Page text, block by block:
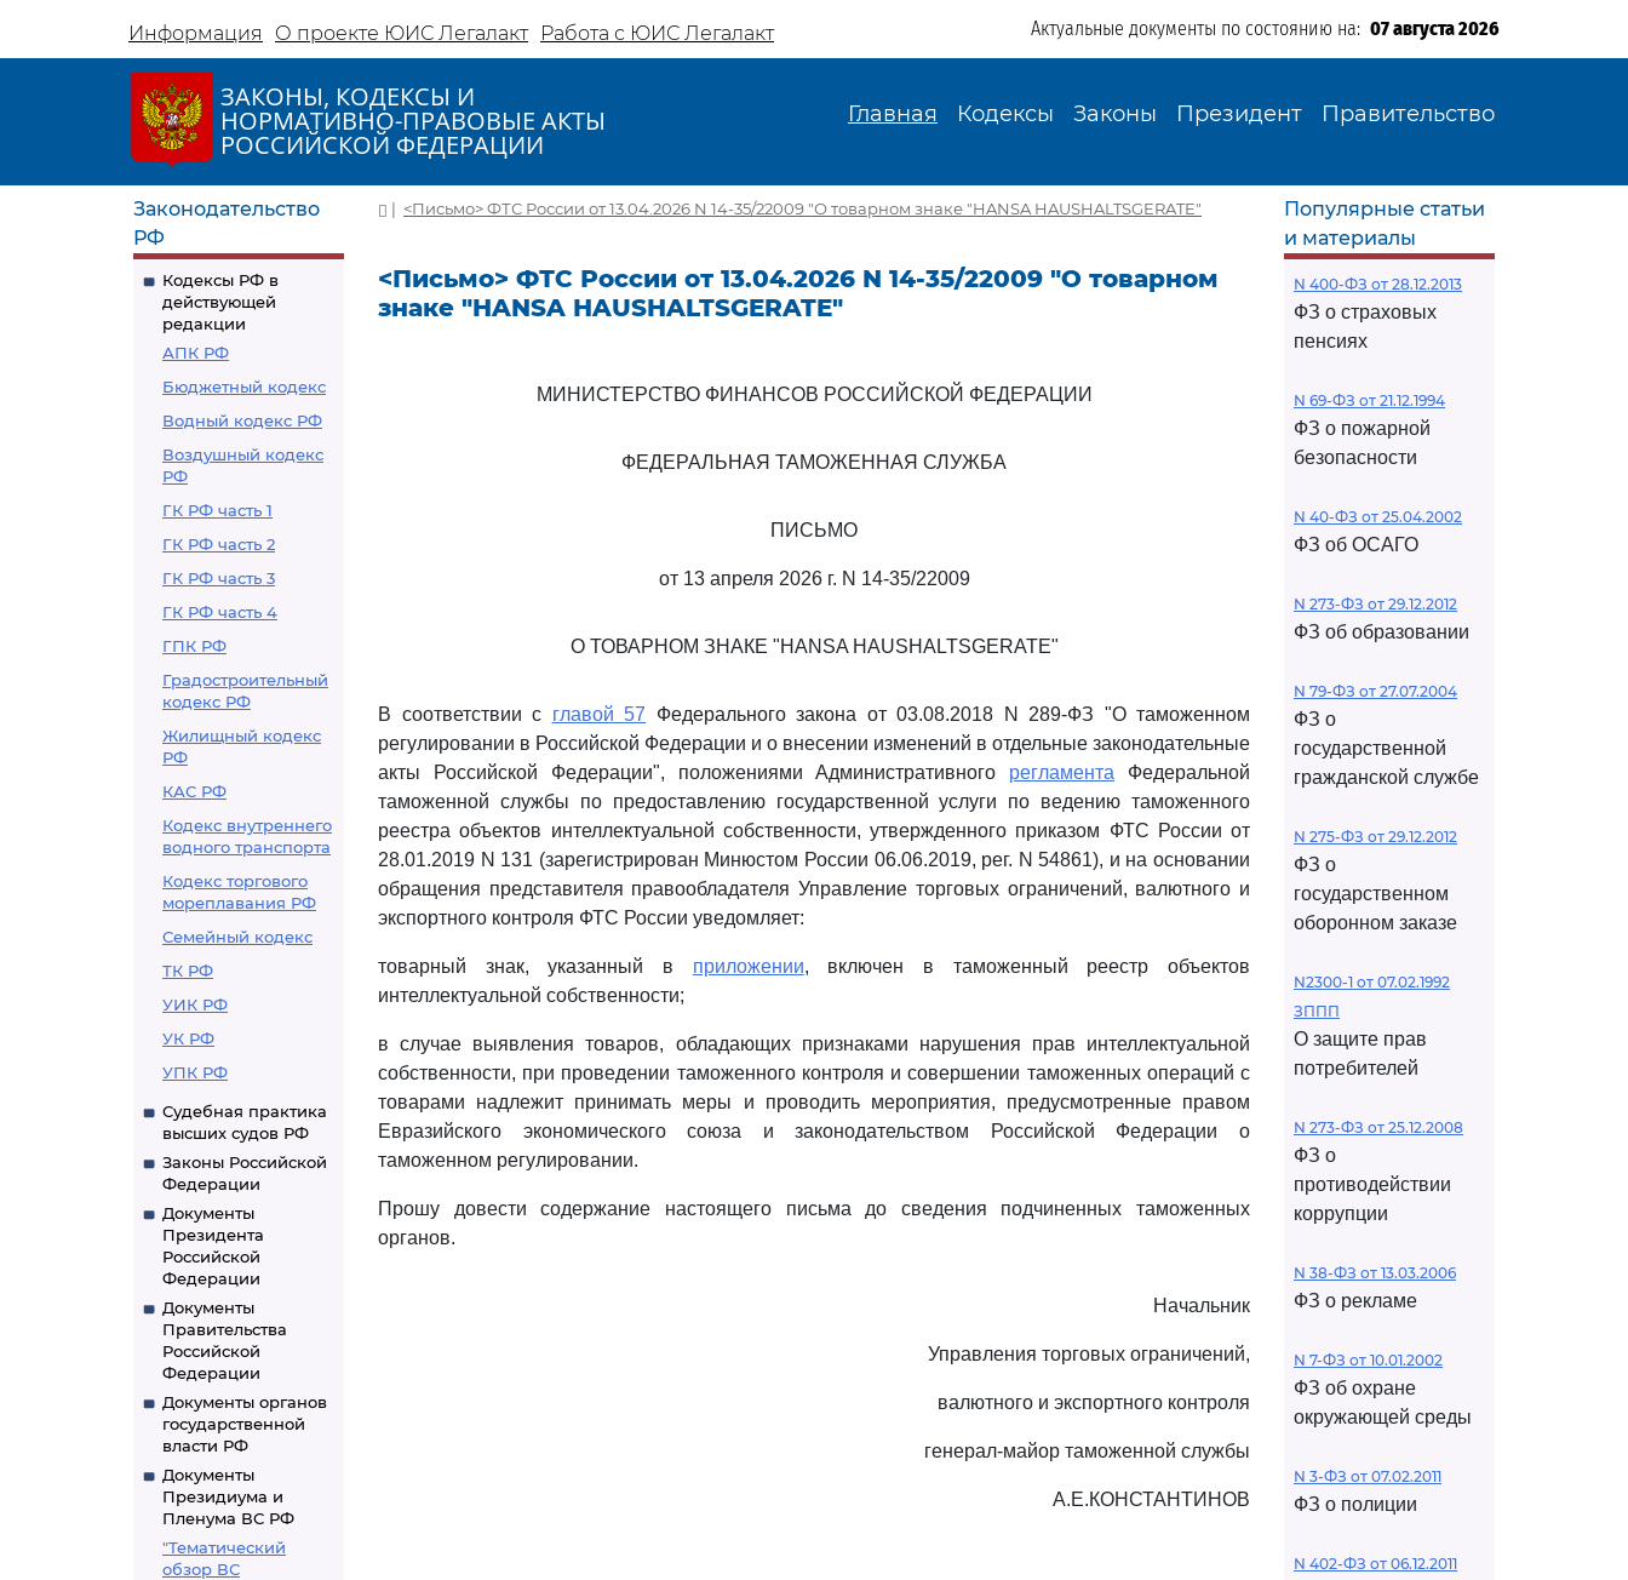
Информация О проекте ЮИС Легалакт Работа с ЮИС Легалакт Актуальные документы по состоянию на: 07 августа 2026
ЗАКОНЫ, КОДЕКСЫ И
НОРМАТИВНО-ПРАВОВЫЕ АКТЫ
РОССИЙСКОЙ ФЕДЕРАЦИИ
Главная Кодексы Законы Президент Правительство
Законодательство
РФ
Кодексы РФ в
действующей
редакции
АПК РФ
Бюджетный кодекс
Водный кодекс РФ
Воздушный кодекс
РФ
ГК РФ часть 1
ГК РФ часть 2
ГК РФ часть 3
ГК РФ часть 4
ГПК РФ
Градостроительный
кодекс РФ
Жилищный кодекс
РФ
КАС РФ
Кодекс внутреннего
водного транспорта
Кодекс торгового
мореплавания РФ
Семейный кодекс
ТК РФ
УИК РФ
УК РФ
УПК РФ
Судебная практика
высших судов РФ
Законы Российской
Федерации
Документы
Президента
Российской
Федерации
Документы
Правительства
Российской
Федерации
Документы органов
государственной
власти РФ
Документы
Президиума и
Пленума ВС РФ
"Тематический
обзор ВС
| <Письмо> ФТС России от 13.04.2026 N 14-35/22009 "О товарном знаке "HANSA HAUSHALTSGERATE"
<Письмо> ФТС России от 13.04.2026 N 14-35/22009 "О товарном
знаке "HANSA HAUSHALTSGERATE"
МИНИСТЕРСТВО ФИНАНСОВ РОССИЙСКОЙ ФЕДЕРАЦИИ
ФЕДЕРАЛЬНАЯ ТАМОЖЕННАЯ СЛУЖБА
ПИСЬМО
от 13 апреля 2026 г. N 14-35/22009
О ТОВАРНОМ ЗНАКЕ "HANSA HAUSHALTSGERATE"
В соответствии с главой 57 Федерального закона от 03.08.2018 N 289-ФЗ "О таможенном
регулировании в Российской Федерации и о внесении изменений в отдельные законодательные
акты Российской Федерации", положениями Административного регламента Федеральной
таможенной службы по предоставлению государственной услуги по ведению таможенного
реестра объектов интеллектуальной собственности, утвержденного приказом ФТС России от
28.01.2019 N 131 (зарегистрирован Минюстом России 06.06.2019, рег. N 54861), и на основании
обращения представителя правообладателя Управление торговых ограничений, валютного и
экспортного контроля ФТС России уведомляет:
товарный знак, указанный в приложении, включен в таможенный реестр объектов
интеллектуальной собственности;
в случае выявления товаров, обладающих признаками нарушения прав интеллектуальной
собственности, при проведении таможенного контроля и совершении таможенных операций с
товарами надлежит принимать меры и проводить мероприятия, предусмотренные правом
Евразийского экономического союза и законодательством Российской Федерации о
таможенном регулировании.
Прошу довести содержание настоящего письма до сведения подчиненных таможенных
органов.
Начальник
Управления торговых ограничений,
валютного и экспортного контроля
генерал-майор таможенной службы
А.Е.КОНСТАНТИНОВ
Популярные статьи
и материалы
N 400-ФЗ от 28.12.2013
ФЗ о страховых
пенсиях
N 69-ФЗ от 21.12.1994
ФЗ о пожарной
безопасности
N 40-ФЗ от 25.04.2002
ФЗ об ОСАГО
N 273-ФЗ от 29.12.2012
ФЗ об образовании
N 79-ФЗ от 27.07.2004
ФЗ о
государственной
гражданской службе
N 275-ФЗ от 29.12.2012
ФЗ о
государственном
оборонном заказе
N2300-1 от 07.02.1992
ЗППП
О защите прав
потребителей
N 273-ФЗ от 25.12.2008
ФЗ о
противодействии
коррупции
N 38-ФЗ от 13.03.2006
ФЗ о рекламе
N 7-ФЗ от 10.01.2002
ФЗ об охране
окружающей среды
N 3-ФЗ от 07.02.2011
ФЗ о полиции
N 402-ФЗ от 06.12.2011